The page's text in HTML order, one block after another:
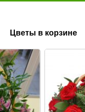
Цветы в корзине